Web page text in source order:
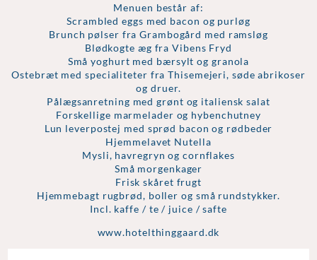
Menuen består af:
Scrambled eggs med bacon og purløg
Brunch pølser fra Grambogård med ramsløg
Blødkogte æg fra Vibens Fryd
Små yoghurt med bærsylt og granola
Ostebræt med specialiteter fra Thisemejeri, søde abrikoser
og druer.
Pålægsanretning med grønt og italiensk salat
Forskellige marmelader og hybenchutney
Lun leverpostej med sprød bacon og rødbeder
Hjemmelavet Nutella
Mysli, havregryn og cornflakes
Små morgenkager
Frisk skåret frugt
Hjemmebagt rugbrød, boller og små rundstykker.
Incl. kaffe / te / juice / safte
www.hotelthinggaard.dk